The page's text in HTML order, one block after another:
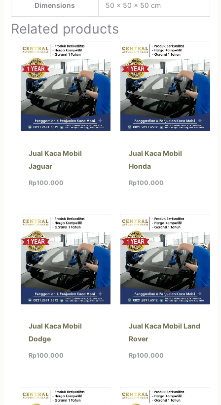
Dimensions 50 × 50 × 50 cm
Related products
Jual Kaca Mobil
Jaguar
Rp100.000
Jual Kaca Mobil
Honda
Rp100.000
Jual Kaca Mobil
Dodge
Rp100.000
Jual Kaca Mobil Land
Rover
Rp100.000